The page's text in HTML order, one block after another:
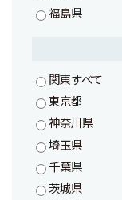
福島県
関東すべて
東京都
神奈川県
埼玉県
千葉県
茨城県